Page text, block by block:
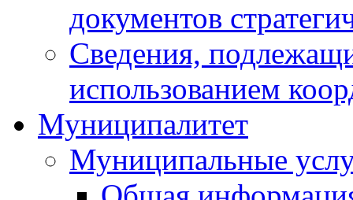
документов
Сведения,
использованием
Муниципалитет
Муниципальные